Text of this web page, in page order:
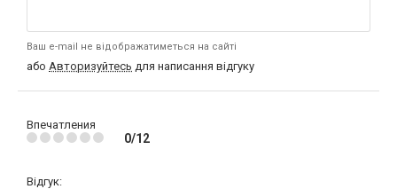
Ваш e-mail не відображатиметься на сайті
або Авторизуйтесь для написання відгуку
Впечатления
0/12
Відгук: